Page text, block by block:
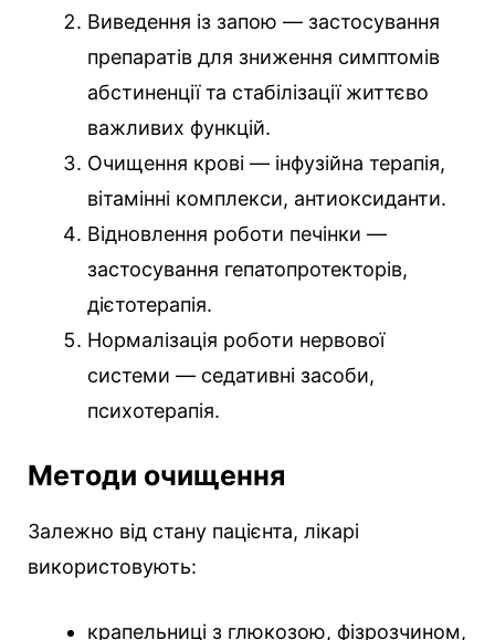
Виведення із запою — застосування
препаратів для зниження симптомів
абстиненції та стабілізації життєво
важливих функцій.
Очищення крові — інфузійна терапія,
вітамінні комплекси, антиоксиданти.
Відновлення роботи печінки —
застосування гепатопротекторів,
дієтотерапія.
Нормалізація роботи нервової
системи — седативні засоби,
психотерапія.
Методи очищення
Залежно від стану пацієнта, лікарі
використовують:
крапельниці з глюкозою, фізрозчином,